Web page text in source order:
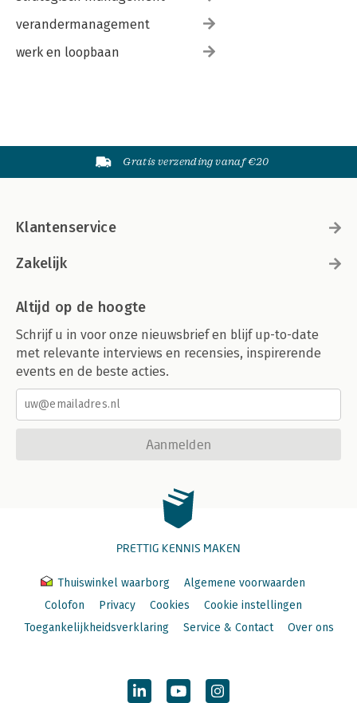
verandermanagement
werk en loopbaan
Gratis verzending vanaf €20
Klantenservice
Zakelijk
Altijd op de hoogte
Schrijf u in voor onze nieuwsbrief en blijf up-to-date
met relevante interviews en recensies, inspirerende
events en de beste acties.
Aanmelden
PRETTIG KENNIS MAKEN
Thuiswinkel waarborg
Algemene voorwaarden
Colofon
Privacy Cookies
Cookie instellingen
Toegankelijkheidsverklaring
Service & Contact Over ons